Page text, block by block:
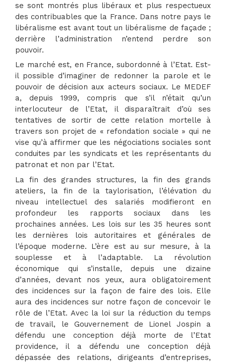
se sont montrés plus libéraux et plus respectueux
des contribuables que la France. Dans notre pays le
libéralisme est avant tout un libéralisme de façade ;
derrière l’administration n’entend perdre son
pouvoir.
Le marché est, en France, subordonné à l’Etat. Est-
il possible d’imaginer de redonner la parole et le
pouvoir de décision aux acteurs sociaux. Le MEDEF
a, depuis 1999, compris que s’il n’était qu’un
interlocuteur de l’Etat, il disparaîtrait d’où ses
tentatives de sortir de cette relation mortelle à
travers son projet de « refondation sociale » qui ne
vise qu’à affirmer que les négociations sociales sont
conduites par les syndicats et les représentants du
patronat et non par l’Etat.
La fin des grandes structures, la fin des grands
ateliers, la fin de la taylorisation, l’élévation du
niveau intellectuel des salariés modifieront en
profondeur les rapports sociaux dans les
prochaines années. Les lois sur les 35 heures sont
les dernières lois autoritaires et générales de
l’époque moderne. L’ère est au sur mesure, à la
souplesse et à l’adaptable. La révolution
économique qui s’installe, depuis une dizaine
d’années, devant nos yeux, aura obligatoirement
des incidences sur la façon de faire des lois. Elle
aura des incidences sur notre façon de concevoir le
rôle de l’Etat. Avec la loi sur la réduction du temps
de travail, le Gouvernement de Lionel Jospin a
défendu une conception déjà morte de l’Etat
providence, il a défendu une conception déjà
dépassée des relations, dirigeants d’entreprises,